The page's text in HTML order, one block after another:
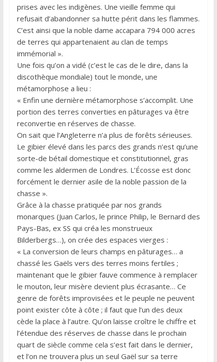
prises avec les indigènes. Une vieille femme qui
refusait d’abandonner sa hutte périt dans les flammes.
C’est ainsi que la noble dame accapara 794 000 acres
de terres qui appartenaient au clan de temps
immémorial ».
Une fois qu’on a vidé (c’est le cas de le dire, dans la
discothèque mondiale) tout le monde, une
métamorphose a lieu :
« Enfin une dernière métamorphose s’accomplit. Une
portion des terres converties en pâturages va être
reconvertie en réserves de chasse.
On sait que l’Angleterre n’a plus de forêts sérieuses.
Le gibier élevé dans les parcs des grands n’est qu’une
sorte-de bétail domestique et constitutionnel, gras
comme les aldermen de Londres. L’Écosse est donc
forcément le dernier asile de la noble passion de la
chasse ».
Grâce à la chasse pratiquée par nos grands
monarques (Juan Carlos, le prince Philip, le Bernard des
Pays-Bas, ex SS qui créa les monstrueux
Bilderbergs…), on crée des espaces vierges :
« La conversion de leurs champs en pâturages… a
chassé les Gaëls vers des terres moins fertiles ;
maintenant que le gibier fauve commence à remplacer
le mouton, leur misère devient plus écrasante… Ce
genre de forêts improvisées et le peuple ne peuvent
point exister côte à côte ; il faut que l’un des deux
cède la place à l’autre. Qu’on laisse croître le chiffre et
l’étendue des réserves de chasse dans le prochain
quart de siècle comme cela s’est fait dans le dernier,
et l’on ne trouvera plus un seul Gaël sur sa terre